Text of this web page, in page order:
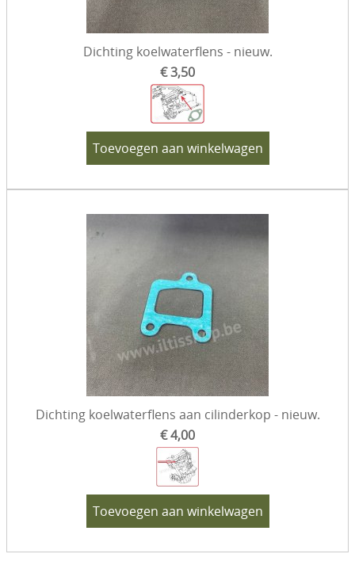
Dichting koelwaterflens - nieuw.
€ 3,50
Toevoegen aan winkelwagen
Dichting koelwaterflens aan cilinderkop - nieuw.
€ 4,00
Toevoegen aan winkelwagen